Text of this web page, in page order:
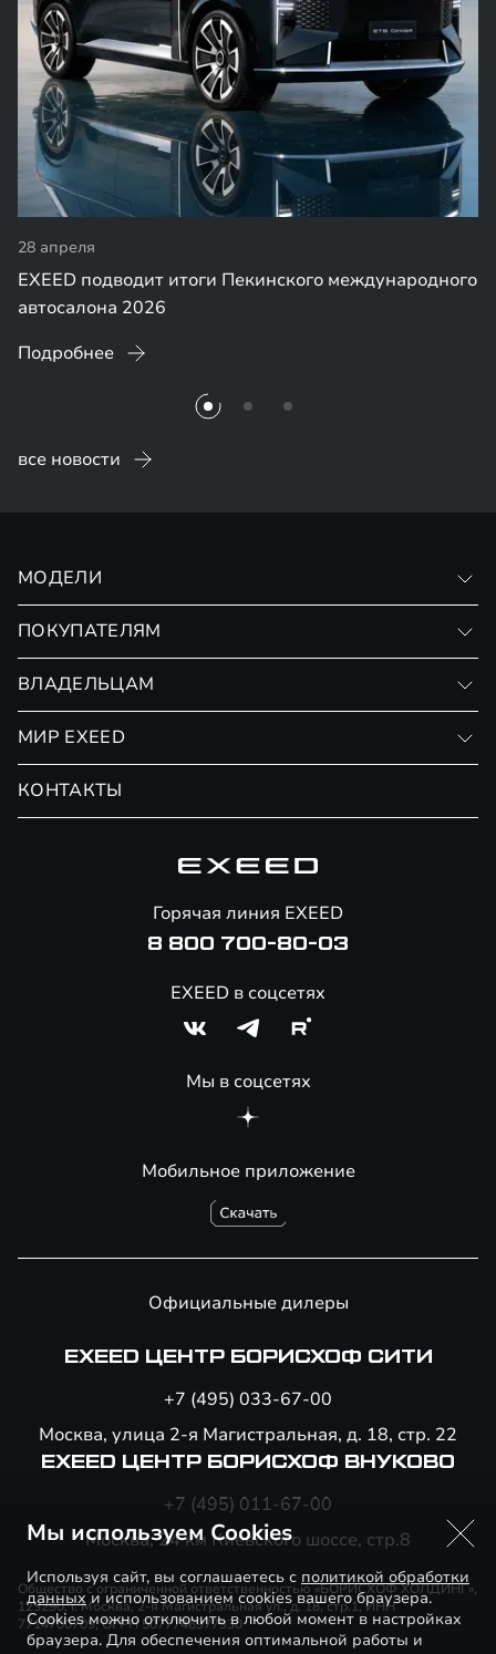
28 апреля
EXEED подводит итоги Пекинского международного
автосалона 2026
Подробнее
все новости
МОДЕЛИ
ПОКУПАТЕЛЯМ
Страхование
ВЛАДЕЛЬЦАМ
Сервис
Помощь на дорогах
Специальные предложения
МИР EXEED
КОНТАКТЫ
Мобильное приложение
Горячая линия EXEED
8 800 700-80-03
EXEED в соцсетях
Мы в соцсетях
Официальные дилеры
EXEED ЦЕНТР БОРИСХОФ СИТИ
+7 (495) 033-67-00
Москва, улица 2-я Магистральная, д. 18, стр. 22
EXEED ЦЕНТР БОРИСХОФ ВНУКОВО
+7 (495) 011-67-00
Москва, 24 км Киевского шоссе, стр.8
Общество с ограниченной ответственностью «БОРИСХОФ ХОЛДИНГ»,
123290, г. Москва, 2-я Магистральная ул., д. 18, стр.1, ИНН
7714700709, ОГРН 5077746977930
Мы используем Cookies
Используя сайт, вы соглашаетесь с политикой обработки
данныхи использованием cookies вашего браузера.
Cookies можно отключить в любой момент в настройках
браузера. Для обеспечения оптимальной работы и